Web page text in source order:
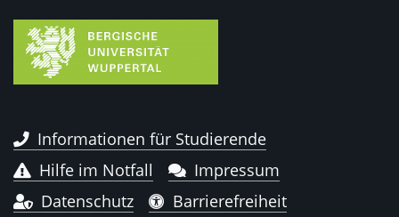
Informationen für Studierende
Hilfe im Notfall
Impressum
Datenschutz
Barrierefreiheit